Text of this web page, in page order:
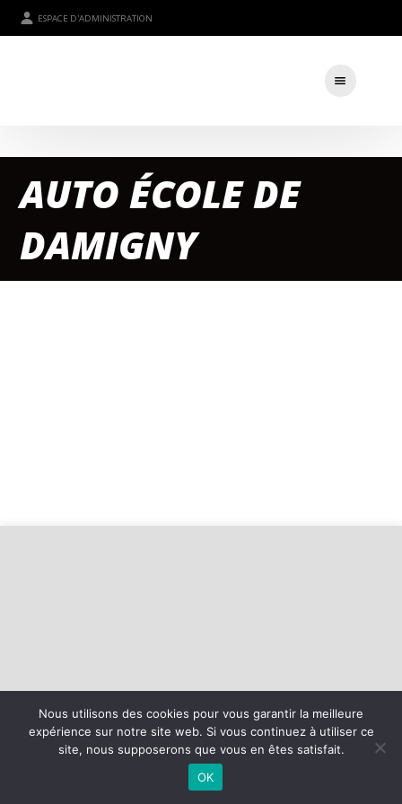
ESPACE D'ADMINISTRATION
AUTO ÉCOLE DE
DAMIGNY
2026 - Entente Alençon Saint Germain | Site internet réalisé par
MENTIONS LÉGALES
Nous utilisons des cookies pour vous garantir la meilleure
expérience sur notre site web. Si vous continuez à utiliser ce
site, nous supposerons que vous en êtes satisfait.
OK